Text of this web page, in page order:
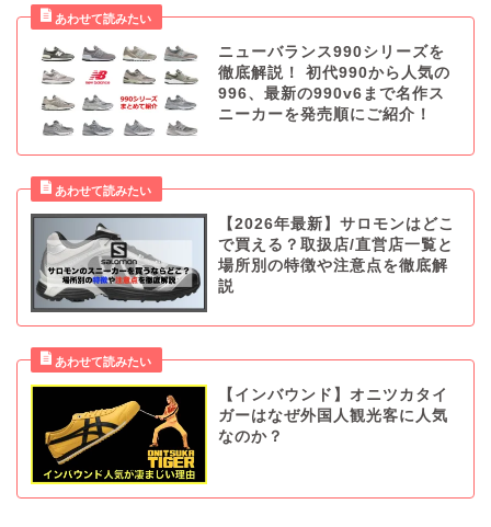
ニューバランス990シリーズを
徹底解説！ 初代990から人気の
996、最新の990v6まで名作ス
ニーカーを発売順にご紹介！
【2026年最新】サロモンはどこ
で買える？取扱店/直営店一覧と
場所別の特徴や注意点を徹底解
説
【インバウンド】オニツカタイ
ガーはなぜ外国人観光客に人気
なのか？